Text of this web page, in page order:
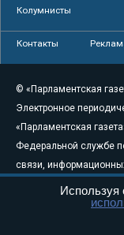
Колумнисты
Контакты
© «Парламентская
Электронное
«Парламентская
Федеральной службе
связи,
августа 2011 года. 18+
Свидетельство о
Используя